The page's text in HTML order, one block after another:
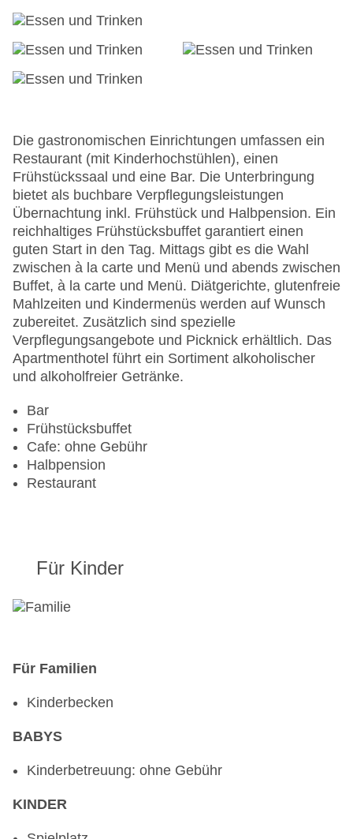
Sonnenterrasse
Gesamtanzahl der Stockwerke: 3
Pools:Kinderbecken, Indoor Pool, Outdoor Pool,
EC Maestro, Mastercard, Visa
Landeskategorie: 4 Sterne
Die gastronomischen Einrichtungen umfassen ein
Restaurant (mit Kinderhochstühlen), einen
Frühstückssaal und eine Bar. Die Unterbringung
bietet als buchbare Verpflegungsleistungen
Übernachtung inkl. Frühstück und Halbpension. Ein
reichhaltiges Frühstücksbuffet garantiert einen
guten Start in den Tag. Mittags gibt es die Wahl
zwischen à la carte und Menü und abends zwischen
Buffet, à la carte und Menü. Diätgerichte, glutenfreie
Mahlzeiten und Kindermenüs werden auf Wunsch
zubereitet. Zusätzlich sind spezielle
Verpflegungsangebote und Picknick erhältlich. Das
Apartmenthotel führt ein Sortiment alkoholischer
und alkoholfreier Getränke.
Bar
Frühstücksbuffet
Cafe: ohne Gebühr
Halbpension
Restaurant
Für Kinder
Für Familien
Kinderbecken
BABYS
Kinderbetreuung: ohne Gebühr
KINDER